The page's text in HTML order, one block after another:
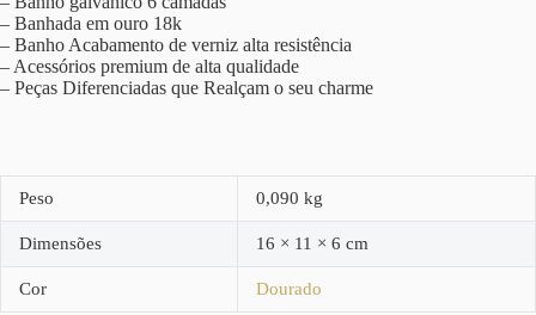
– Banhada em ouro 18k
– Banho Acabamento de verniz alta resistência
– Acessórios premium de alta qualidade
– Peças Diferenciadas que Realçam o seu charme
Peso 0,090 kg
Dimensões 16 × 11 × 6 cm
Cor Dourado